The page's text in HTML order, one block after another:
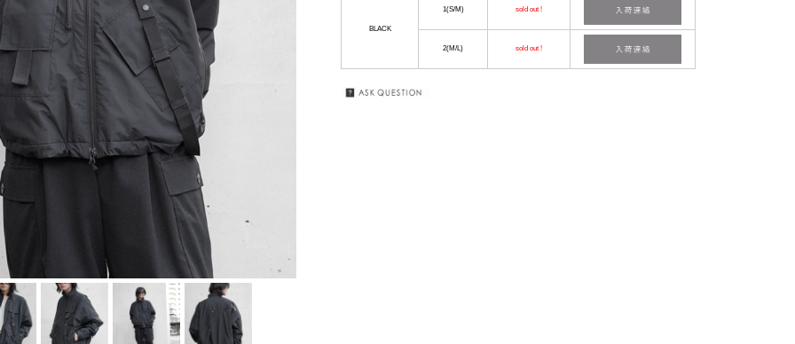
JUHA
KUBORAUM
macromauro
MASU
my beautiful
Sasquatchfabrix.
SEALSON
SHINYAKOZUKA
BLACK
1(S/M) sold out !
2(M/L) sold out !